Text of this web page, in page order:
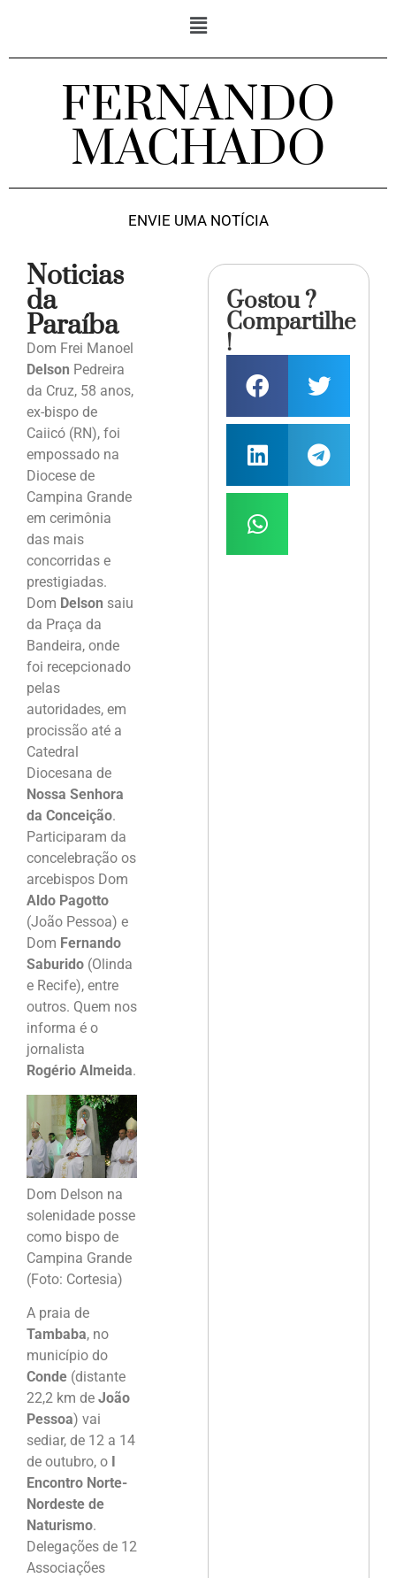
FERNANDO
MACHADO
ENVIE UMA NOTÍCIA
Noticias
da
Paraíba
Dom Frei Manoel
Delson Pedreira
da Cruz, 58 anos,
ex-bispo de
Caiicó (RN), foi
empossado na
Diocese de
Campina Grande
em cerimônia
das mais
concorridas e
prestigiadas.
Dom Delson saiu
da Praça da
Bandeira, onde
foi recepcionado
pelas
autoridades, em
procissão até a
Catedral
Diocesana de
Nossa Senhora
da Conceição.
Participaram da
concelebração os
arcebispos Dom
Aldo Pagotto
(João Pessoa) e
Dom Fernando
Saburido (Olinda
e Recife), entre
outros. Quem nos
informa é o
jornalista
Rogério Almeida.
Dom Delson na
solenidade posse
como bispo de
Campina Grande
(Foto: Cortesia)
A praia de
Tambaba, no
município do
Conde (distante
22,2 km de João
Pessoa) vai
sediar, de 12 a 14
de outubro, o I
Encontro Norte-
Nordeste de
Naturismo.
Delegações de 12
Associações
Gostou ?
Compartilhe
!